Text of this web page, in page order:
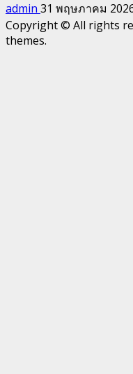
admin 31 พฤษภาคม
Copyright © All rights
themes.